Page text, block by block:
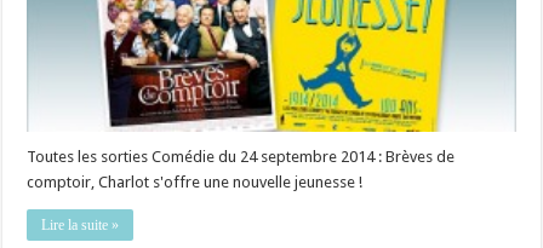
Toutes les sorties Comédie du 24 septembre 2014 : Brèves de
comptoir, Charlot s'offre une nouvelle jeunesse !
Lire la suite »